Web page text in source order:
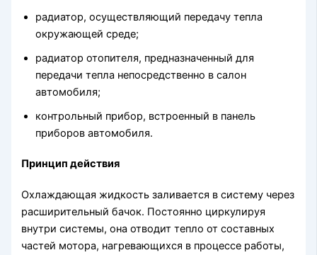
радиатор, осуществляющий передачу тепла
окружающей среде;
радиатор отопителя, предназначенный для
передачи тепла непосредственно в салон
автомобиля;
контрольный прибор, встроенный в панель
приборов автомобиля.
Принцип действия
Охлаждающая жидкость заливается в систему через
расширительный бачок. Постоянно циркулируя
внутри системы, она отводит тепло от составных
частей мотора, нагревающихся в процессе работы,